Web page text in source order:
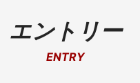
エントリー
ENTRY